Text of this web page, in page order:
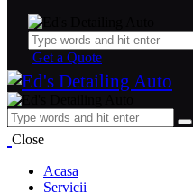
Get a Quote
Close
Acasa
Servicii